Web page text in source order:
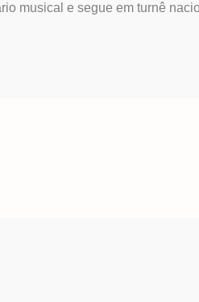
musical e segue em turnê